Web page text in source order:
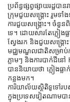
ប្រព័ន្ធផ្សព្វផ្សាយរដ្ឋប
ក្រុមជួយសង្គ្រោះ រួមទាំ
ការជួយសង្គ្រោះ។ ចំនួន
ទេ។ ដោយសារតែភ្លៀងធ្
ស្វែងរក និងជួយសង្គ្រោ
មជ្ឈមណ្ឌលជាតិសម្រា
ភ្លាមៗ និងការបាក់ដីន
បាននិយាយថា ភ្លៀងធ្ល
កន្លងមក។
ការិយាល័យស្ថិតិទូទៅរប
ក្នុងប្រទេសវៀតណាមប